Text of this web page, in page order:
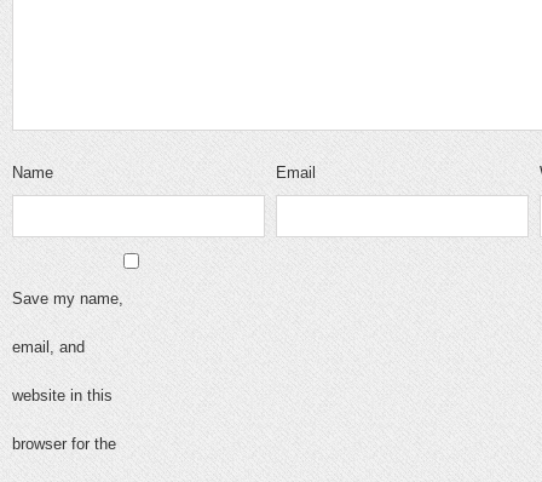
Name Email
Save my name,
email, and
website in this
browser for the